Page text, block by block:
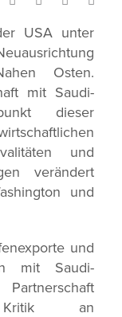
USA unter
Osten.
mit Saudi-
dieser
und
verändert
und
und
mit Saudi-
Kritik an